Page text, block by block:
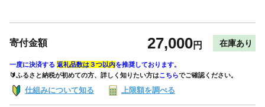
寄付金額 27,000円 在庫あり
一度に決済する 返礼品数は３つ以内を推奨しております。
🔰ふるさと納税が初めての方、詳しく知りたい方はこちらでご確認ください。
仕組みについて知る 上限額を調べる